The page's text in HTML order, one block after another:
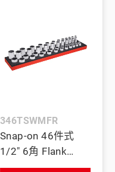
346TSWMFR
Snap-on 46件式
1/2" 6角 Flank
Drive® 短/長組合